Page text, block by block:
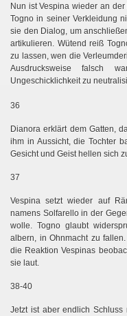
Nun ist Vespina wieder an
Togno in seiner Verkleidung
sie den Dialog, um
artikulieren. Wütend reiß
zu lassen, wen die
Ausdrucksweise falsch
Ungeschicklichkeit zu
36
Dianora erklärt dem Gatten,
ihm in Aussicht, die Tochter
Gesicht und Geist hellen sich
37
Vespina setzt wieder auf
namens Solfarello in der
wolle. Togno glaubt
albern, in Ohnmacht zu
die Reaktion Vespinas
sie laut.
38-40
Jetzt ist aber endlich